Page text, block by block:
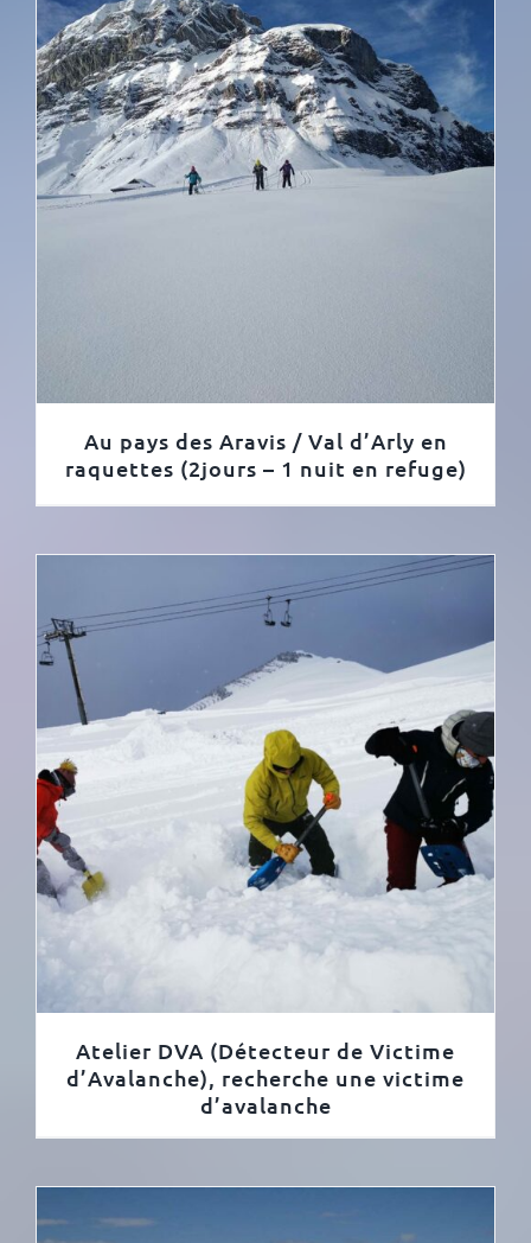
Au pays des Aravis / Val d’Arly en
raquettes (2jours – 1 nuit en refuge)
Atelier DVA (Détecteur de Victime
d’Avalanche), recherche une victime
d’avalanche